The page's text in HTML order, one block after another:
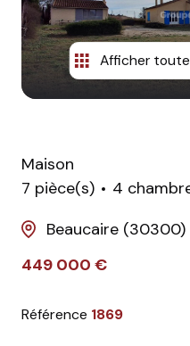
contact
Afficher
Maison
7 pièce(s)
4
Beaucaire (30300)
449 000 €
Référence 1869